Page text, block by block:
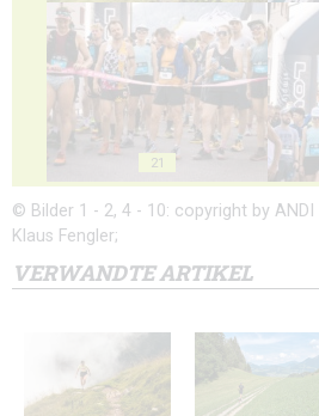
21
© Bilder 1 - 2, 4 - 10: copyright by ANDI
Klaus Fengler;
VERWANDTE ARTIKEL